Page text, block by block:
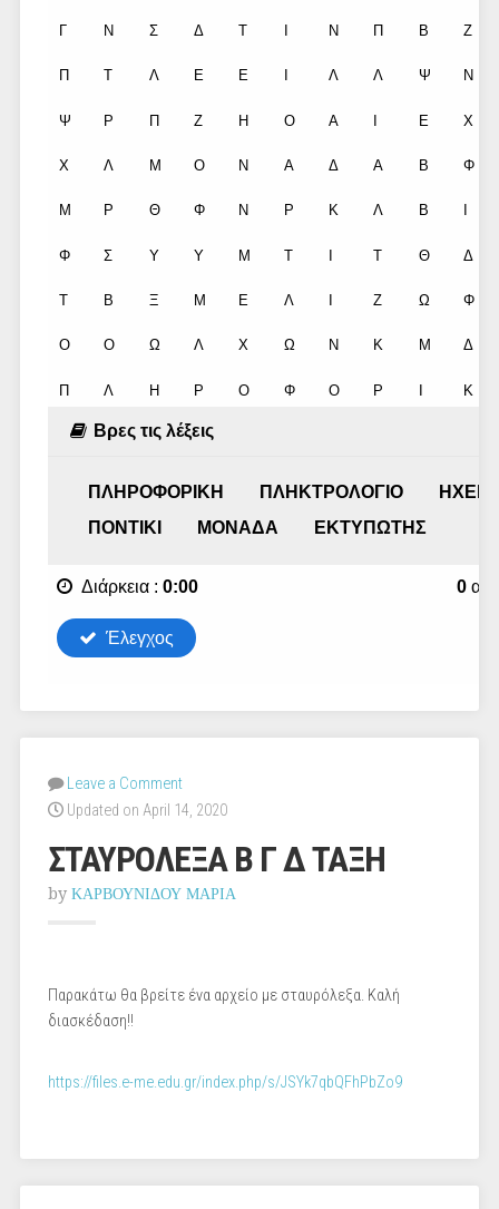
Leave a Comment
Updated on April 14, 2020
ΣΤΑΥΡΟΛΕΞΑ Β Γ Δ ΤΑΞΗ
by ΚΑΡΒΟΥΝΙΔΟΥ ΜΑΡΙΑ
Παρακάτω θα βρείτε ένα αρχείο με σταυρόλεξα. Καλή
διασκέδαση!!
https://files.e-me.edu.gr/index.php/s/JSYk7qbQFhPbZo9